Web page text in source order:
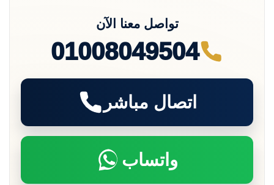
تواصل معنا الآن
01008049504
اتصال مباشر
واتساب